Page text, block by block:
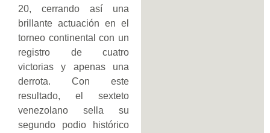
20, cerrando así una
brillante actuación en el
torneo continental con un
registro de cuatro
victorias y apenas una
derrota. Con este
resultado, el sexteto
venezolano sella su
segundo podio histórico